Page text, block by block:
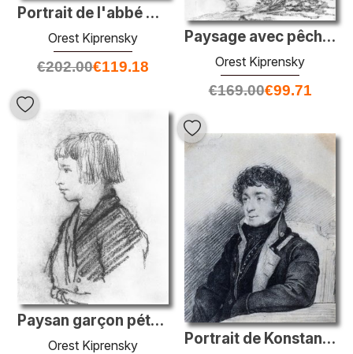
Portrait de l'abbé Sartori
Orest Kiprensky
€202.00€119.18
Paysage avec pêcheur
Orest Kiprensky
€169.00€99.71
Paysan garçon pétrushka-mélancolique
Orest Kiprensky Portrait de Konstantin Batyushkov